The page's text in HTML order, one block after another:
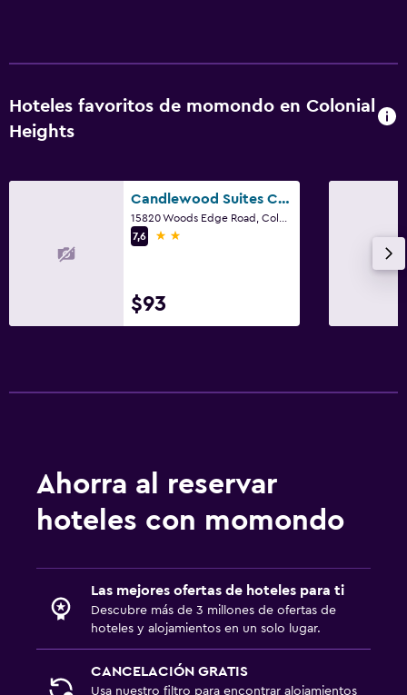
Hoteles favoritos de momondo en Colonial
Heights
Candlewood Suites Colonial Heights-Ft Lee By IHG
7,6
2 estrellas
$93
Ahorra al reservar
hoteles con momondo
Las mejores ofertas de hoteles para ti
Descubre más de 3 millones de ofertas de
hoteles y alojamientos en un solo lugar.
CANCELACIÓN GRATIS
Usa nuestro filtro para encontrar alojamientos